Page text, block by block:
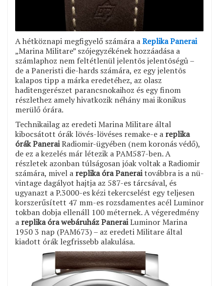
A hétköznapi megfigyelő számára aReplika Panerai
„Marina Militare” szójegyzékének hozzáadása a
számlaphoz nem feltétlenül jelentõs jelentõségû –
de a Paneristi die-hards számára, ez egy jelentõs
kalapos tipp a márka eredetéhez, az olasz
haditengerészet parancsnokaihoz és egy finom
részlethez amely hivatkozik néhány mai ikonikus
merülő órára.
Technikailag az eredeti Marina Militare által
kibocsátott órák lövés-lövéses remake-e a replika
órák PaneraiRadiomir-ügyében (nem koronás védő),
de ez a kezelés már létezik a PAM587-ben. A
részletek azonban túlságosan jóak voltak a Radiomir
számára, mivel a replika óra Paneraitovábbra is a nü-
vintage dagályot hajtja az 587-es tárcsával, és
ugyanazt a P.3000-es kézi tekercselést egy teljesen
korszerűsített 47 mm-es rozsdamentes acél Luminor
tokban dobja ellenáll 100 méternek. A végeredmény
a replika óra webáruház PaneraiLuminor Marina
1950 3 nap (PAM673) – az eredeti Militare által
kiadott órák legfrissebb alakulása.